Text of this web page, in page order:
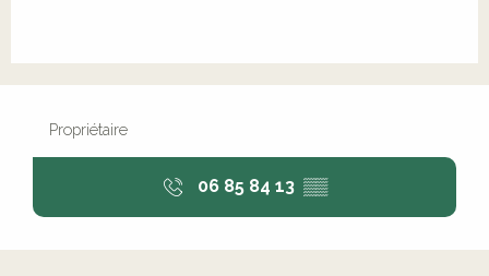
Propriétaire
06 85 84 13 ▒▒